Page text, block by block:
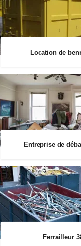
Location de
Entreprise de
Ferrailleur